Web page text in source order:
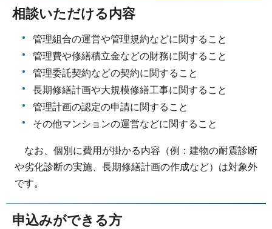
相談いただける内容
管理組合の運営や管理規約などに関すること
管理費や修繕積立金などの財務に関すること
管理委託契約などの契約に関すること
長期修繕計画や大規模修繕工事に関すること
管理計画の認定の申請に関すること
その他マンションの運営などに関すること
なお、個別に費用が掛かる内容（例：建物の耐震診断
や劣化診断の実施、長期修繕計画の作成など）は対象外
です。
申込みができる方